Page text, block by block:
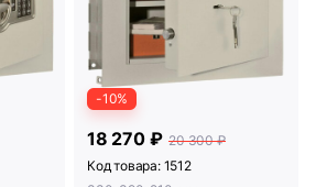
-10%
18 270 ₽ 20 300 ₽
Код товара: 1512